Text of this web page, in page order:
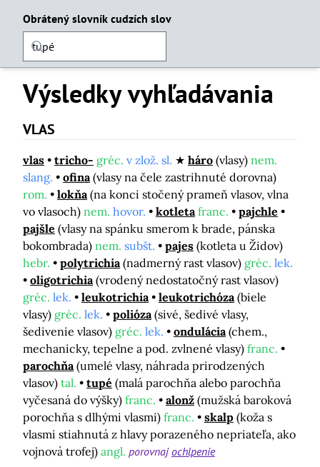
Obrátený slovník cudzích slov
Výsledky vyhľadávania
VLAS
vlas tricho- gréc. v zlož. sl. háro (vlasy) nem.
slang.
ofina (vlasy na čele zastrihnuté dorovna)
rom.
lokňa (na konci stočený prameň vlasov, vlna
vo vlasoch) nem. hovor. kotleta franc.
pajchle
pajšle (vlasy na spánku smerom k brade, pánska
bokombrada) nem. subšt. pajes (kotleta u Židov)
hebr.
polytrichia (nadmerný rast vlasov) gréc. lek.
oligotrichia (vrodený nedostatočný rast vlasov)
gréc. lek. leukotrichia leukotrichóza (biele
vlasy) gréc. lek. polióza (sivé, šedivé vlasy,
šedivenie vlasov) gréc. lek. ondulácia (chem.,
mechanicky, tepelne a pod. zvlnené vlasy) franc.
parochňa (umelé vlasy, náhrada prirodzených
vlasov) tal. tupé (malá parochňa alebo parochňa
vyčesaná do výšky) franc. alonž (mužská baroková
porochňa s dlhými vlasmi) franc. skalp (koža s
vlasmi stiahnutá z hlavy porazeného nepriateľa, ako
vojnová trofej) angl. porovnajochlpenie